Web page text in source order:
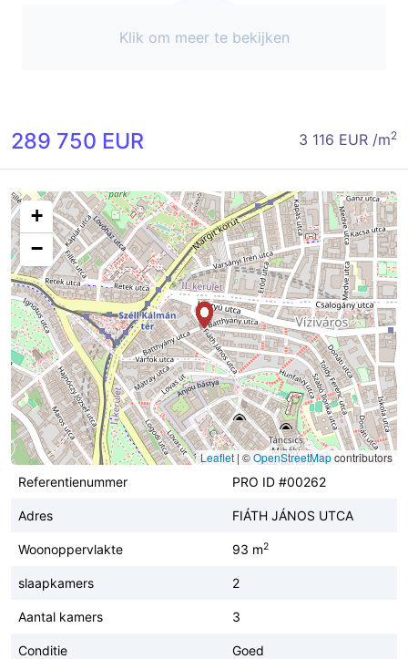
Klik om meer te bekijken
289 750 EUR 3 116 EUR /m2
+
−
Leaflet | ©OpenStreetMapcontributors
Referentienummer
PRO ID #00262
Adres FIÁTH JÁNOS UTCA
Woonoppervlakte 93 m2
slaapkamers 2
Aantal kamers 3
Conditie Goed